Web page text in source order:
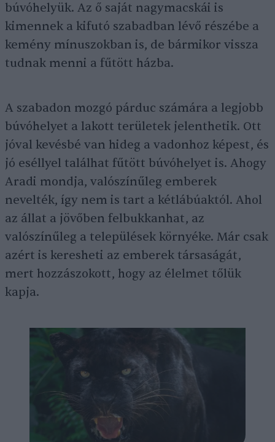
búvóhelyük. Az ő saját nagymacskái is
kimennek a kifutó szabadban lévő részébe a
kemény mínuszokban is, de bármikor vissza
tudnak menni a fűtött házba.
A szabadon mozgó párduc számára a legjobb
búvóhelyet a lakott területek jelenthetik. Ott
jóval kevésbé van hideg a vadonhoz képest, és
jó eséllyel találhat fűtött búvóhelyet is. Ahogy
Aradi mondja, valószínűleg emberek
nevelték, így nem is tart a kétlábúaktól. Ahol
az állat a jövőben felbukkanhat, az
valószínűleg a települések környéke. Már csak
azért is keresheti az emberek társaságát,
mert hozzászokott, hogy az élelmet tőlük
kapja.